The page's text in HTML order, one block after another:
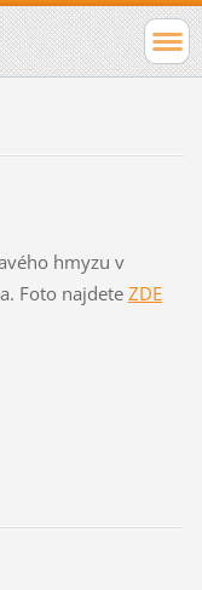
hmyzu v
Foto najdete ZDE